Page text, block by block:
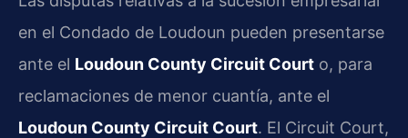
en el Condado de Loudoun pueden presentarse
ante el Loudoun County Circuit Court o, para
reclamaciones de menor cuantía, ante el
Loudoun County Circuit Court. El Circuit Court,